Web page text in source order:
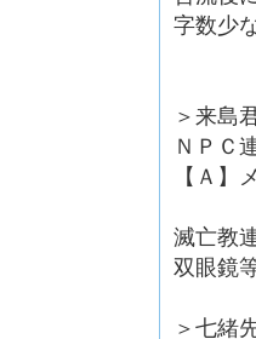
字数少
＞来島
ＮＰＣ
【Ａ】
滅亡教
双眼鏡
＞七緒